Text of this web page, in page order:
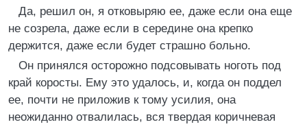
Да, решил он, я отковыряю ее, даже если она еще
не созрела, даже если в середине она крепко
держится, даже если будет страшно больно.
Он принялся осторожно подсовывать ноготь под
край коросты. Ему это удалось, и, когда он поддел
ее, почти не приложив к тому усилия, она
неожиданно отвалилась, вся твердая коричневая